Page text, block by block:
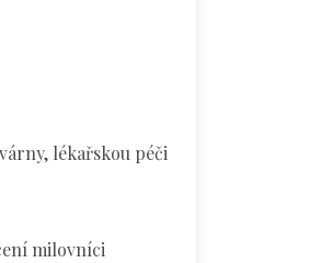
lékařskou péči
milovníci